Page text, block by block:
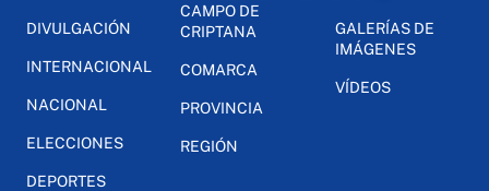
DIVULGACIÓN
INTERNACIONAL
NACIONAL
ELECCIONES
DEPORTES
CAMPO DE
CRIPTANA
COMARCA
PROVINCIA
REGIÓN
GALERÍAS DE
IMÁGENES
VÍDEOS